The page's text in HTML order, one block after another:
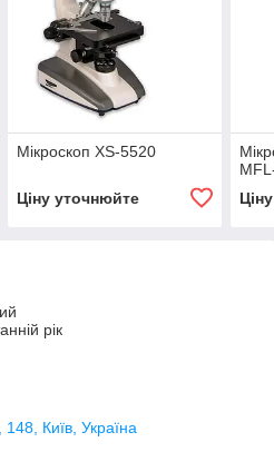
Мікроскоп XS-5520
Ціну уточнюйте
рік
Київ, Україна